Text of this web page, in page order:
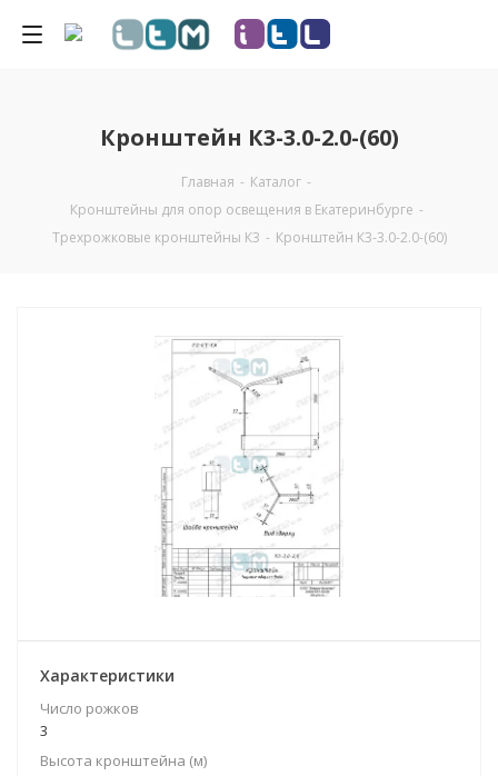
Кронштейн К3-3.0-2.0-(60)
Главная - Каталог -
Кронштейны для опор освещения в Екатеринбурге -
Трехрожковые кронштейны К3 - Кронштейн К3-3.0-2.0-(60)
Характеристики
Число рожков
3
Высота кронштейна (м)